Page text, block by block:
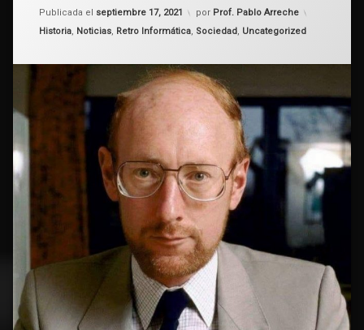
Publicada el septiembre 17, 2021
Actualizado el octubre 18, 2021
por Prof. Pablo Arreche
Categorías:
Historia, Noticias, Retro Informática, Sociedad, Uncategorized
Sir
Sinclair
Spectrum
Spectrum
de
la
Spectrum.
¡Muchas